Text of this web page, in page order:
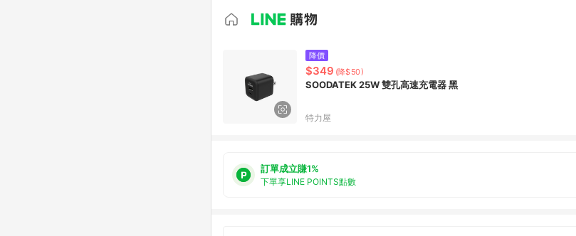
降價
$349 (降$50)
SOODATEK 25W 雙孔高速充電器 黑
特力屋
訂單成立賺1%
下單享LINE POINTS點數